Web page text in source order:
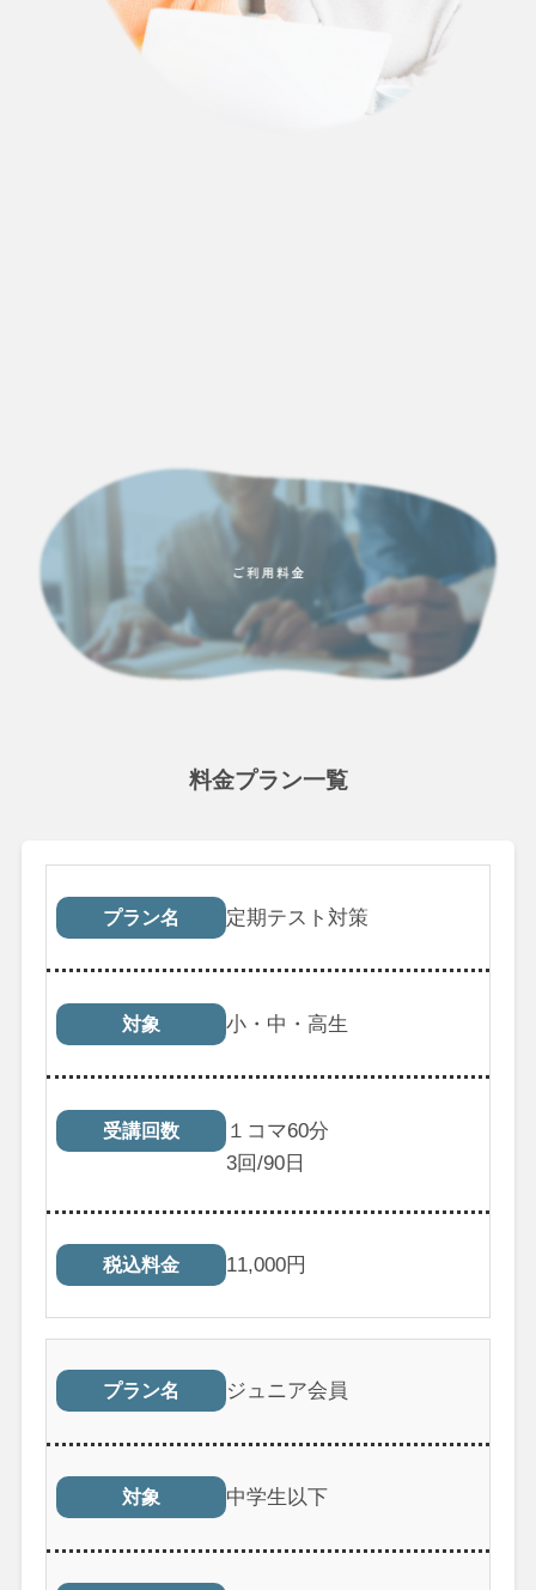
料金プラン一覧
プラン名 対象 受講回数
プラン名 定期テスト対策
対象 小・中・高生
受講回数
１コマ60分
3回/90日
税込料金 11,000円
プラン名 ジュニア会員
対象 中学生以下